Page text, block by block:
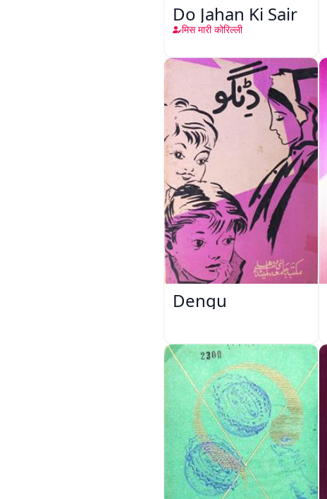
Do Jahan Ki Sair
मिस मारी कोरिल्ली
Dengu